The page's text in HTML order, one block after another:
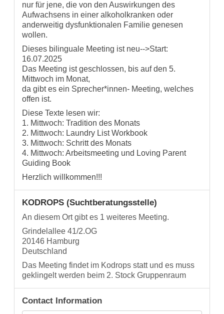
nur für jene, die von den Auswirkungen des
Aufwachsens in einer alkoholkranken oder
anderweitig dysfunktionalen Familie genesen
wollen.
Dieses bilinguale Meeting ist neu-->Start:
16.07.2025
Das Meeting ist geschlossen, bis auf den 5.
Mittwoch im Monat,
da gibt es ein Sprecher*innen- Meeting, welches
offen ist.
Diese Texte lesen wir:
1. Mittwoch: Tradition des Monats
2. Mittwoch: Laundry List Workbook
3. Mittwoch: Schritt des Monats
4. Mittwoch: Arbeitsmeeting und Loving Parent
Guiding Book
Herzlich willkommen!!!
KODROPS (Suchtberatungsstelle)
An diesem Ort gibt es 1 weiteres Meeting.
Grindelallee 41/2.OG
20146 Hamburg
Deutschland
Das Meeting findet im Kodrops statt und es muss
geklingelt werden beim 2. Stock Gruppenraum
Contact Information